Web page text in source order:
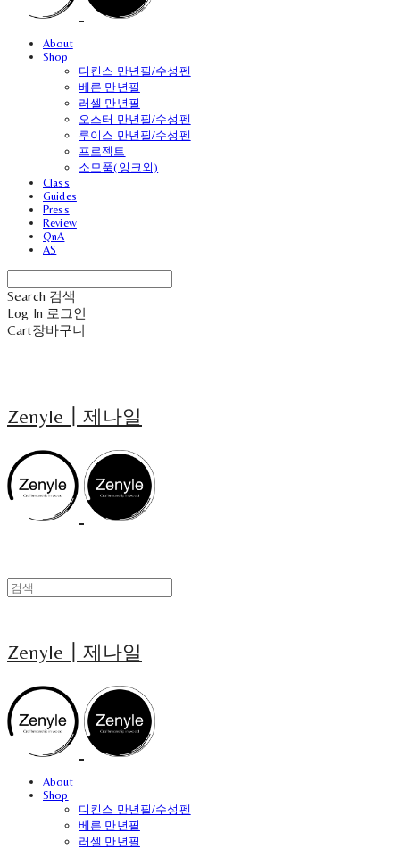
About
Shop
디킨스 만년필/수성펜
베른 만년필
러셀 만년필
오스터 만년필/수성펜
루이스 만년필/수성펜
프로젝트
소모품(잉크외)
Class
Guides
Press
Review
QnA
AS
Search 검색
Log In 로그인
Cart장바구니
Zenyle┃제나일
Zenyle┃제나일
About
Shop
디킨스 만년필/수성펜
베른 만년필
러셀 만년필